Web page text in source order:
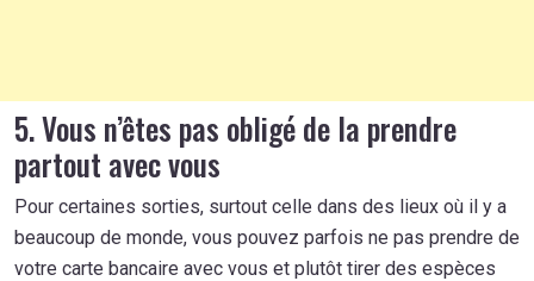
5. Vous n’êtes pas obligé de la prendre
partout avec vous
Pour certaines sorties, surtout celle dans des lieux où il y a
beaucoup de monde, vous pouvez parfois ne pas prendre de
votre carte bancaire avec vous et plutôt tirer des espèces